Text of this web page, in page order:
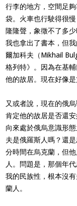
行李的地方，空間足
袋。火車也行駛得很
隆隆聲，象徵不了多
我也拿出了書本，但
爾加科夫（Mikhail
格列特》。因為在基
他的故居。現在好像是
又或者說，現在的俄
肯定他的故居是否還
向來處於俄烏意識形
夫是俄羅斯人嗎？還
分時間在烏克蘭，但
人。問題是，那個年
我的民族性，根本沒
蘭人。